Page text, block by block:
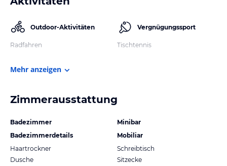
Outdoor-Aktivitäten
Radfahren
Vergnügungssport
Tischtennis
Mehr anzeigen
Zimmerausstattung
Badezimmer
Badezimmerdetails
Haartrockner
Dusche
Minibar
Mobiliar
Schreibtisch
Sitzecke